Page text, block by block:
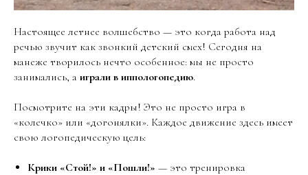
Настоящее летнее волшебство — это когда работа над
речью звучит как звонкий детский смех! Сегодня на
манеже творилось нечто особенное: мы не просто
занимались, а играли в иппологопедию.
Посмотрите на эти кадры! Это не просто игра в
«колечко» или «догонялки». Каждое движение здесь имеет
свою логопедическую цель:
Крики «Стой!» и «Пошли!» — это тренировка